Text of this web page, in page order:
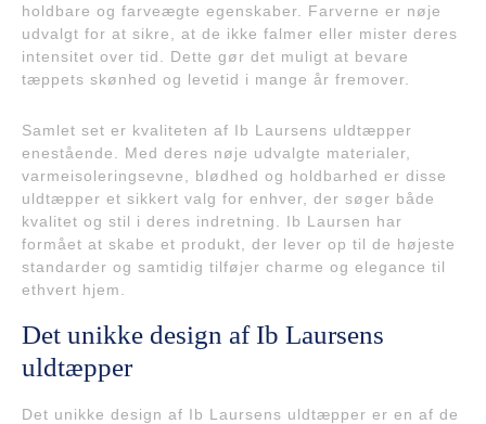
holdbare og farveægte egenskaber. Farverne er nøje
udvalgt for at sikre, at de ikke falmer eller mister deres
intensitet over tid. Dette gør det muligt at bevare
tæppets skønhed og levetid i mange år fremover.
Samlet set er kvaliteten af Ib Laursens uldtæpper
enestående. Med deres nøje udvalgte materialer,
varmeisoleringsevne, blødhed og holdbarhed er disse
uldtæpper et sikkert valg for enhver, der søger både
kvalitet og stil i deres indretning. Ib Laursen har
formået at skabe et produkt, der lever op til de højeste
standarder og samtidig tilføjer charme og elegance til
ethvert hjem.
Det unikke design af Ib Laursens
uldtæpper
Det unikke design af Ib Laursens uldtæpper er en af de